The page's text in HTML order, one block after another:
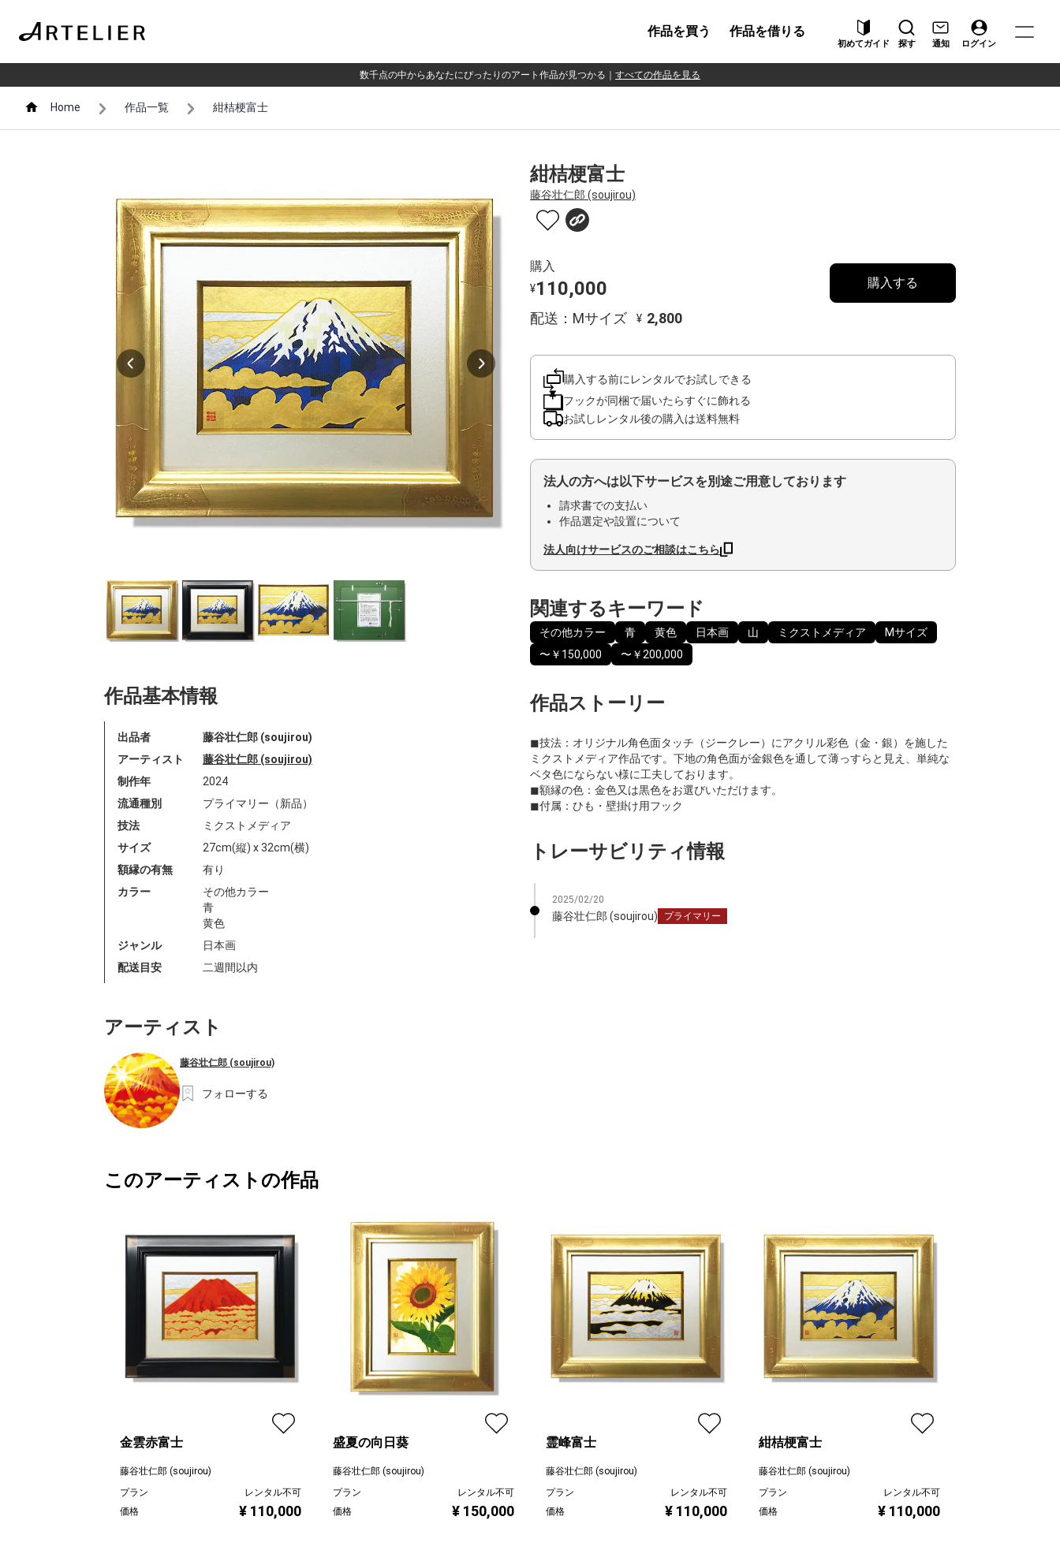
作品を買う 作品を借りる
初めてガイド 探す 通知 ログイン
数千点の中からあなたにぴったりのアート作品が見つかる すべての作品を見る
Home 作品一覧 紺桔梗富士
作品基本情報
出品者
藤谷壮仁郎 (soujirou)
アーティスト
藤谷壮仁郎 (soujirou)
制作年
2024
流通種別
プライマリー（新品）
技法
ミクストメディア
サイズ
27cm(縦) x 32cm(横)
額縁の有無
有り
カラー
その他カラー
青
黄色
ジャンル
日本画
配送目安
二週間以内
アーティスト
藤谷壮仁郎 (soujirou)
フォローする
紺桔梗富士
藤谷壮仁郎 (soujirou)
購入
¥110,000
配送：Mサイズ ¥ 2,800
購入する
購入する前にレンタルでお試しできる
フックが同梱で届いたらすぐに飾れる
お試しレンタル後の購入は送料無料
法人の方へは以下サービスを別途ご用意しております
請求書での支払い
作品選定や設置について
法人向けサービスのご相談はこちら
関連するキーワード
その他カラー 青 黄色 日本画 山 ミクストメディア
Mサイズ
〜￥150,000
〜￥200,000
作品ストーリー
◼︎技法：オリジナル角色面タッチ（ジークレー）にアクリル彩色（金・銀）を施した
ミクストメディア作品です。下地の角色面が金銀色を通して薄っすらと見え、単純な
ベタ色にならない様に工夫しております。
◼︎額縁の色：金色又は黒色をお選びいただけます。
◼︎付属：ひも・壁掛け用フック
トレーサビリティ情報
2025/02/20
藤谷壮仁郎 (soujirou) プライマリー
このアーティストの作品
金雲赤富士
藤谷壮仁郎 (soujirou)
プラン
レンタル不可
価格
¥ 110,000
盛夏の向日葵
藤谷壮仁郎 (soujirou)
プラン
レンタル不可
価格
¥ 150,000
霊峰富士
藤谷壮仁郎 (soujirou)
プラン
レンタル不可
価格
¥ 110,000
紺桔梗富士
藤谷壮仁郎 (soujirou)
プラン
レンタル不可
価格
¥ 110,000